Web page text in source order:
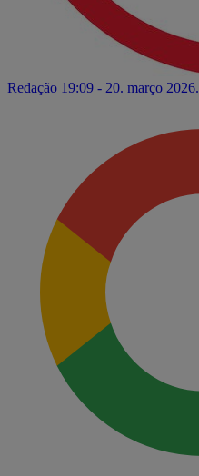
Redação 19:09 - 20. março 2026.